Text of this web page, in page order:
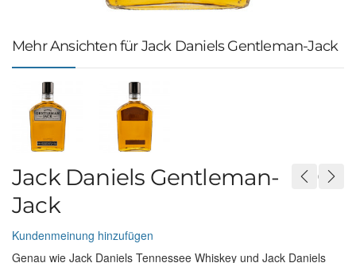
Mehr Ansichten für Jack Daniels Gentleman-Jack
Jack Daniels Gentleman-
Jack
Kundenmeinung hinzufügen
Genau wie Jack Daniels Tennessee Whiskey und Jack Daniels